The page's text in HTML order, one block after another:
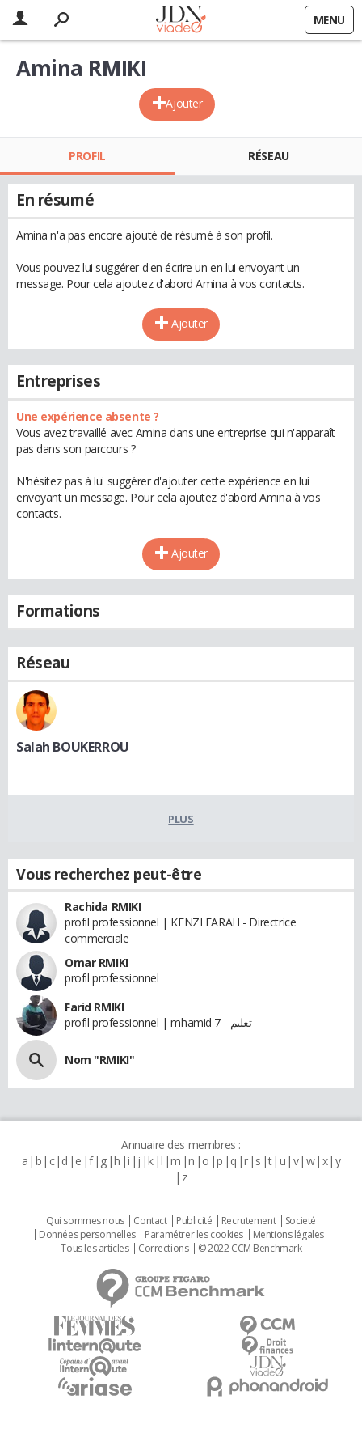
MENU
Ajouter
Amina RMIKI
PROFIL RÉSEAU
En résumé
Amina n'a pas encore ajouté de résumé à son profil.
Vous pouvez lui suggérer d'en écrire un en lui envoyant un
message. Pour cela ajoutez d'abord Amina à vos contacts.
Ajouter
Entreprises
Une expérience absente ?
Vous avez travaillé avec Amina dans une entreprise qui n'apparaît
pas dans son parcours ?
N'hésitez pas à lui suggérer d'ajouter cette expérience en lui
envoyant un message. Pour cela ajoutez d'abord Amina à vos
contacts.
Ajouter
Formations
Réseau
Salah BOUKERROU
PLUS
Vous recherchez peut-être
Rachida RMIKI
profil professionnel | KENZI FARAH - Directrice
commerciale
Omar RMIKI
profil professionnel
Farid RMIKI
profil professionnel | mhamid 7 - تعليم
Nom "RMIKI"
Annuaire des membres :
a b c d e f g h i j k l m n o p q r s t u v w x y
z
Qui sommes nous Contact Publicité Recrutement
Societé
Données personnelles
Paramétrer les cookies
Mentions légales
Tous les articles
Corrections © 2022 CCM Benchmark